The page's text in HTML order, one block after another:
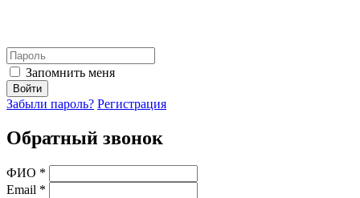
Запомнить меня
Войти
Забыли пароль? Регистрация
Обратный звонок
ФИО *
Email *